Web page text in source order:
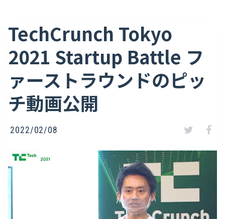
TechCrunch Tokyo
2021 Startup Battle フ
ァーストラウンドのピッ
チ動画公開
2022/02/08